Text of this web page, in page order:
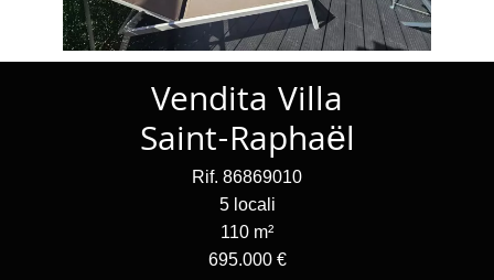
Vendita Villa
Saint-Raphaël
Rif. 86869010
5 locali
110 m²
695.000 €